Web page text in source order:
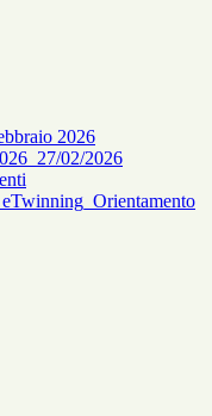
2026
02/2026